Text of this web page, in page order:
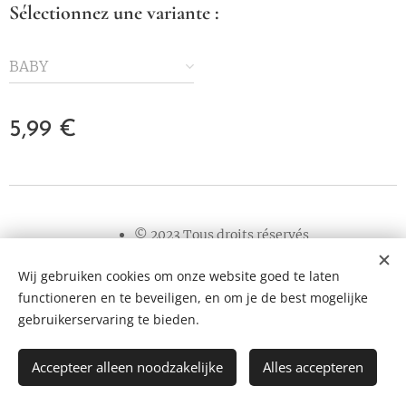
Sélectionnez une variante :
BABY
5,99 €
© 2023 Tous droits réservés
Cookies
Langues
Wij gebruiken cookies om onze website goed te laten
functioneren en te beveiligen, en om je de best mogelijke
gebruikerservaring te bieden.
Accepteer alleen noodzakelijke Alles accepteren